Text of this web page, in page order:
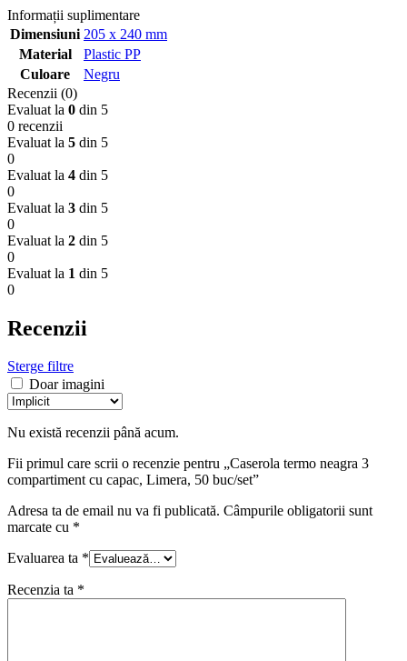
Informații suplimentare
Dimensiuni 205 x 240 mm
Material
Plastic PP
Culoare
Negru
Recenzii (0)
Evaluat la 0 din 5
0 recenzii
Evaluat la 5 din 5
0
Evaluat la 4 din 5
0
Evaluat la 3 din 5
0
Evaluat la 2 din 5
0
Evaluat la 1 din 5
0
Recenzii
Sterge filtre
Doar imagini
Nu există recenzii până acum.
Fii primul care scrii o recenzie pentru „Caserola termo neagra 3
compartiment cu capac, Limera, 50 buc/set”
Adresa ta de email nu va fi publicată. Câmpurile obligatorii sunt
marcate cu *
Evaluarea ta *
Recenzia ta *